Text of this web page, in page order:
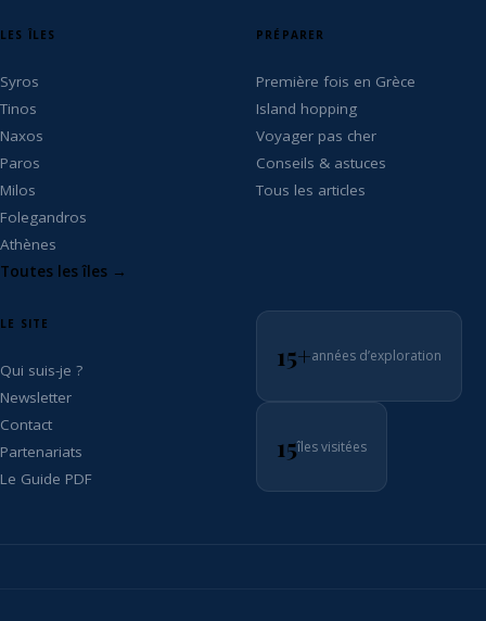
LES ÎLES
Syros
Tinos
Naxos
Paros
Milos
Folegandros
Athènes
Toutes les îles →
PRÉPARER
Première fois en Grèce
Island hopping
Voyager pas cher
Conseils & astuces
Tous les articles
LE SITE
Qui suis-je ?
Newsletter
Contact
Partenariats
Le Guide PDF
15+années d’exploration
15îles visitées